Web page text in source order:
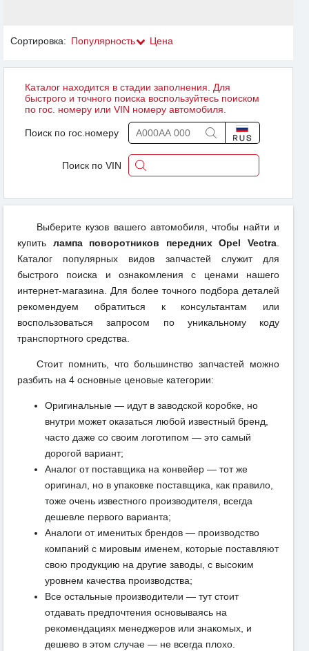
Сортировка: Популярность Цена
Каталог находится в стадии заполнения. Для
быстрого и точного поиска воспользуйтесь поиском
по гос. номеру или VIN номеру автомобиля.
Поиск по гос.номеру
Поиск по VIN
Выберите кузов вашего автомобиля, чтобы найти и
купить лампа поворотников передних Opel Vectra.
Каталог популярных видов запчастей служит для
быстрого поиска и ознакомления с ценами нашего
интернет-магазина. Для более точного подбора деталей
рекомендуем обратиться к консультантам или
воспользоваться запросом по уникальному коду
транспортного средства.
Стоит помнить, что большинство запчастей можно
разбить на 4 основные ценовые категории:
Оригинальные — идут в заводской коробке, но
внутри может оказаться любой известный бренд,
часто даже со своим логотипом — это самый
дорогой вариант;
Аналог от поставщика на конвейер — тот же
оригинал, но в упаковке поставщика, как правило,
тоже очень известного производителя, всегда
дешевле первого варианта;
Аналоги от именитых брендов — производство
компаний с мировым именем, которые поставляют
свою продукцию на другие заводы, с высоким
уровнем качества производства;
Все остальные производители — тут стоит
отдавать предпочтения основываясь на
рекомендациях менеджеров или знакомых, и
дешево в этом случае — не всегда плохо.